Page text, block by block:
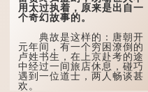
忧，勇者不惧。」「知」与
智慧的「智」相通，四十岁
的男人应已累积足够智慧，
不再对自己的人生感到困
惑、忧虑与恐惧。
到了五十岁，...
用太过执着，原来是出自一
个奇幻故事的。
典故是这样的：唐朝开
元年间，有一个穷困潦倒的
卢姓书生，在上京赴考的途
中经过一间旅店休息，碰巧
遇到一位道士，两人畅谈甚
欢。